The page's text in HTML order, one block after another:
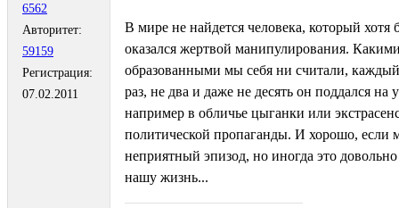
6562
Авторитет:
59159
Регистрация:
07.02.2011
В мире не найдется человека, который
оказался жертвой манипулирования.
образованными мы себя ни считали,
раз, не два и даже не десять он ­поддался
например в ­обличье цыганки или
политической ­пропаганды. И хорошо, если
­неприятный эпизод, но иногда это довольно
нашу жизнь...